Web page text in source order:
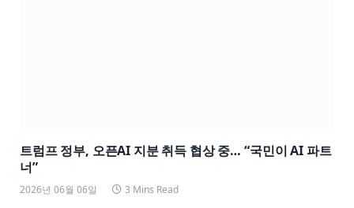
트럼프 정부, 오픈AI 지분 취득 협상 중… “국민이 AI 파트
너”
2026년 06월 06일 3 Mins Read